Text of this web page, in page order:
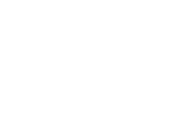
た。
人のために
(iPhone)